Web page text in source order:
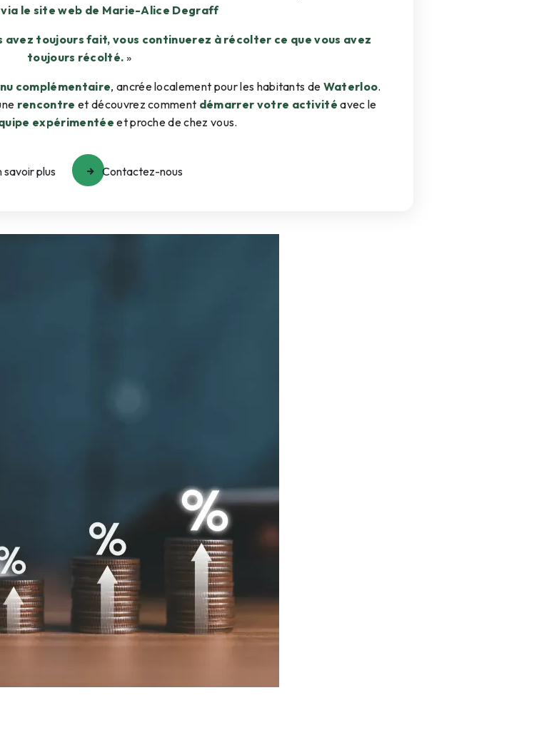
via le site web de Marie-Alice Degraff
avez toujours fait, vous continuerez à récolter ce que vous avez
toujours récolté. »
complémentaire, ancrée localement pour les habitants de Waterloo.
rencontre et découvrez comment démarrer votre activité avec le
expérimentée et proche de chez vous.
savoir plus Contactez-nous